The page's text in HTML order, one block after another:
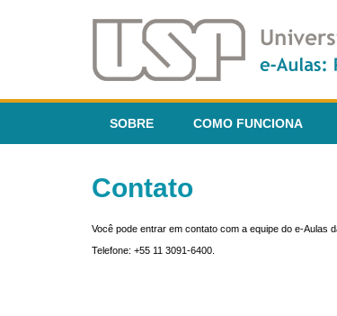
SOBRE COMO FUNCIONA
Contato
Você pode entrar em contato com a equipe do e-Aulas
Telefone: +55 11 3091-6400.